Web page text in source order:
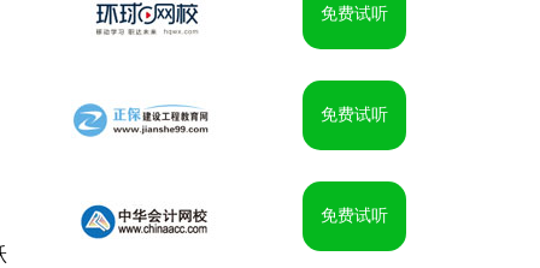
免费试听
免费试听
免费试听